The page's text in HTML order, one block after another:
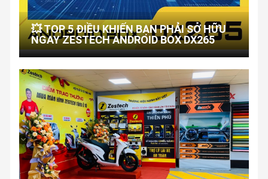
💥 TOP 5 ĐIỀU KHIẾN BẠN PHẢI SỞ HỮU
NGAY ZESTECH ANDROID BOX DX265